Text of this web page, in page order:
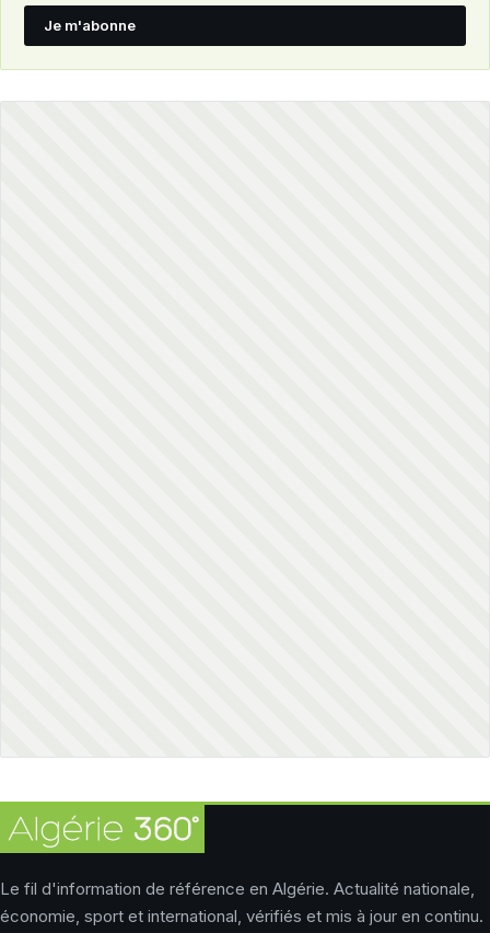
Je m'abonne
Le fil d'information de référence en Algérie. Actualité nationale,
économie, sport et international, vérifiés et mis à jour en continu.